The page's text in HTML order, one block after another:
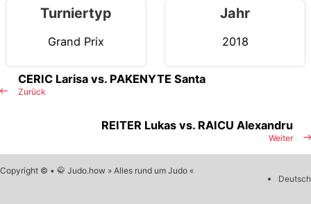
Turniertyp
Grand Prix
Jahr
2018
Zurück
CERIC Larisa vs. PAKENYTE Santa
Weiter
REITER Lukas vs. RAICU Alexandru
Copyright © • 🥋 Judo.how » Alles rund um Judo «
Deutsch